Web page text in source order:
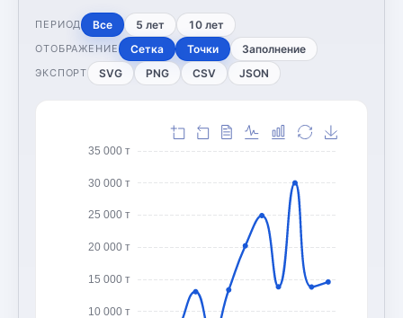
ПЕРИОД Все 5 лет 10 лет
ОТОБРАЖЕНИЕ Сетка Точки Заполнение
ЭКСПОРТ SVG PNG CSV JSON
10 000 т
15 000 т
20 000 т
25 000 т
30 000 т
35 000 т